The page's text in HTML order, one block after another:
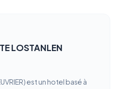
LOSTANLEN
est un hotel basé à